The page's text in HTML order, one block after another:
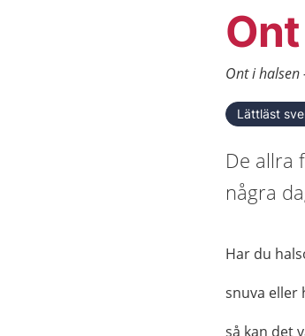
Ont i halsen
Lättläst
De allra
några
Har du
snuva eller
så kan det